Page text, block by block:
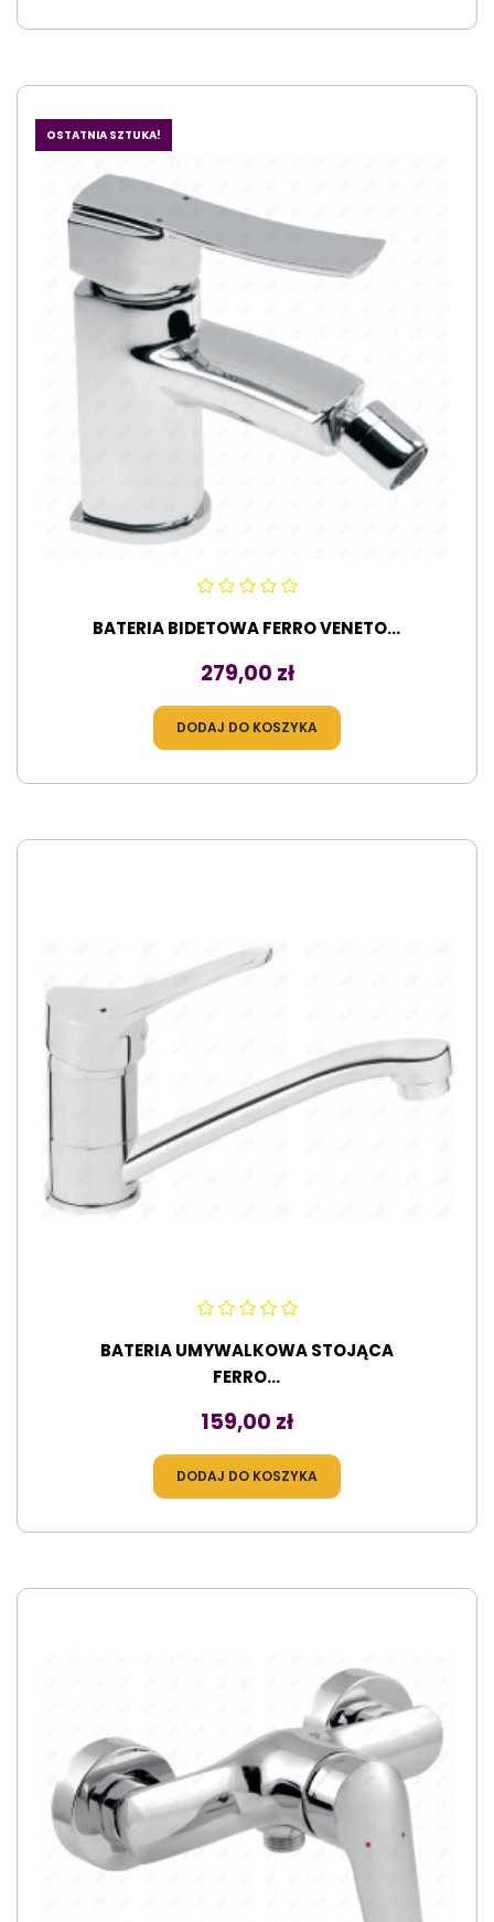
OSTATNIA SZTUKA!
BATERIA BIDETOWA FERRO VENETO...
Cena
279,00 zł
DODAJ DO KOSZYKA
BATERIA UMYWALKOWA STOJĄCA
FERRO...
Cena
159,00 zł
DODAJ DO KOSZYKA